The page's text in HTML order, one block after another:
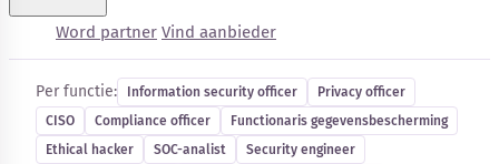
Word partner Vind aanbieder
Kennisbank
Cybersecurity-vacatures
Per functie: Information security officer
Privacy officer
CISO
Compliance officer
Functionaris gegevensbescherming
Ethical hacker
SOC-analist
Security engineer